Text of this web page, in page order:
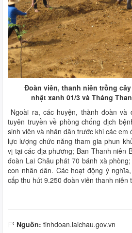
Đoàn viên, thanh niên trồng
nhật xanh 01/3 và Tháng
Ngoài ra, các huyện, thành đoàn
tuyên truyền về phòng chống dịch
sinh viên và nhân dân trước khi các em
lực lượng chức năng tham gia phun
vị tại các địa phương; Ban Thanh niên
đoàn Lai Châu phát 70 bánh xà
con nhân dân. Các hoạt động ý
cấp thu hút 9.250 đoàn viên thanh niên
Nguồn: tinhdoan.laichau.gov.vn